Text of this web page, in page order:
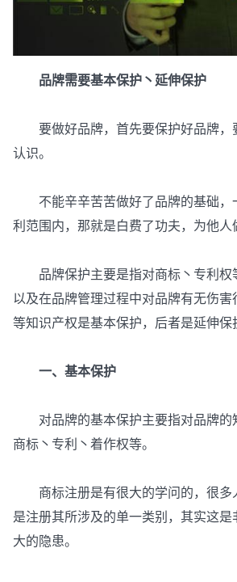
品牌需要基本保护丶延伸保护
要做好品牌，首先要保护好品牌，
认识。
不能辛辛苦苦做好了品牌的基础，
利范围内，那就是白费了功夫，为他人
品牌保护主要是指对商标丶专利权
以及在品牌管理过程中对品牌有无伤害
等知识产权是基本保护，后者是延伸保
一、基本保护
对品牌的基本保护主要指对品牌的
商标丶专利丶着作权等。
商标注册是有很大的学问的，很多
是注册其所涉及的单一类别，其实这是
大的隐患。